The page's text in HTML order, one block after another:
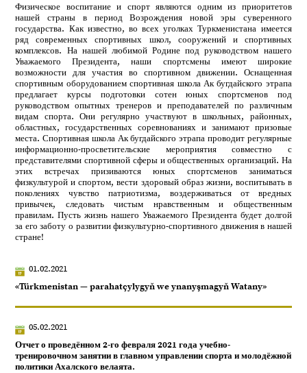
Физическое воспитание и спорт являются одним из приоритетов
нашей страны в период Возрождения новой эры суверенного
государства. Как известно, во всех уголках Туркменистана имеется
ряд современных спортивных школ, сооружений и спортивных
комплексов. На нашей любимой Родине под руководством нашего
Уважаемого Президента, наши спортсмены имеют широкие
возможности для участия во спортивном движении. Оснащенная
спортивным оборудованием спортивная школа Ак бугдайского этрапа
предлагает курсы подготовки сотен юных спортсменов под
руководством опытных тренеров и преподавателей по различным
видам спорта. Они регулярно участвуют в школьных, районных,
областных, государственных соревнованиях и занимают призовые
места. Спортивная школа Ак бугдайского этрапа проводит регулярные
информационно-просветительские мероприятия совместно с
представителями спортивной сферы и общественных организаций. На
этих встречах призиваются юных спортсменов заниматься
физкультурой и спортом, вести здоровый образ жизни, воспитывать в
поколениях чувство патриотизма, воздерживаться от вредных
привычек, следовать чистым нравственным и общественным
правилам. Пусть жизнь нашего Уважаемого Президента будет долгой
за его заботу о развитии физкультурно-спортивного движения в нашей
стране!
01.02.2021
«Türkmenistan — parahatçylygyň we ynanyşmagyň Watany»
05.02.2021
Отчет о проведённом 2-го февраля 2021 года учебно-
тренировочном занятии в главном управлении спорта и молодёжной
политики Ахалского велаята.